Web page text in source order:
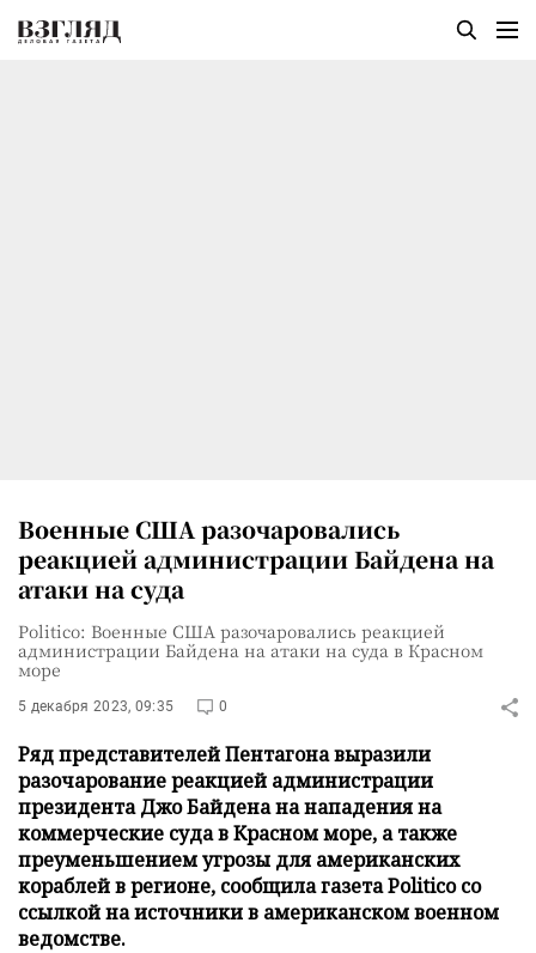
Военные США разочаровались
реакцией администрации Байдена на
атаки на суда
Politico: Военные США разочаровались реакцией
администрации Байдена на атаки на суда в Красном
море
5 декабря 2023, 09:35 0
Ряд представителей Пентагона выразили
разочарование реакцией администрации
президента Джо Байдена на нападения на
коммерческие суда в Красном море, а также
преуменьшением угрозы для американских
кораблей в регионе, сообщила газета Politico со
ссылкой на источники в американском военном
ведомстве.